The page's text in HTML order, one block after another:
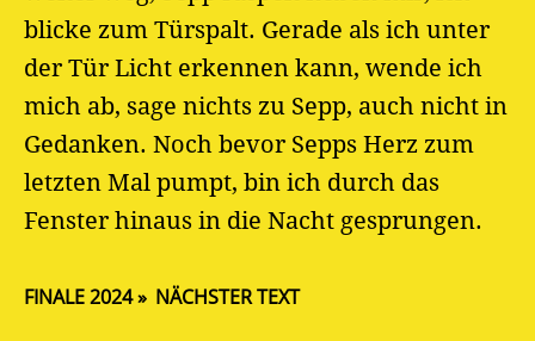
blicke zum Türspalt. Gerade als ich unter
der Tür Licht erkennen kann, wende ich
mich ab, sage nichts zu Sepp, auch nicht in
Gedanken. Noch bevor Sepps Herz zum
letzten Mal pumpt, bin ich durch das
Fenster hinaus in die Nacht gesprungen.
FINALE 2024 NÄCHSTER TEXT